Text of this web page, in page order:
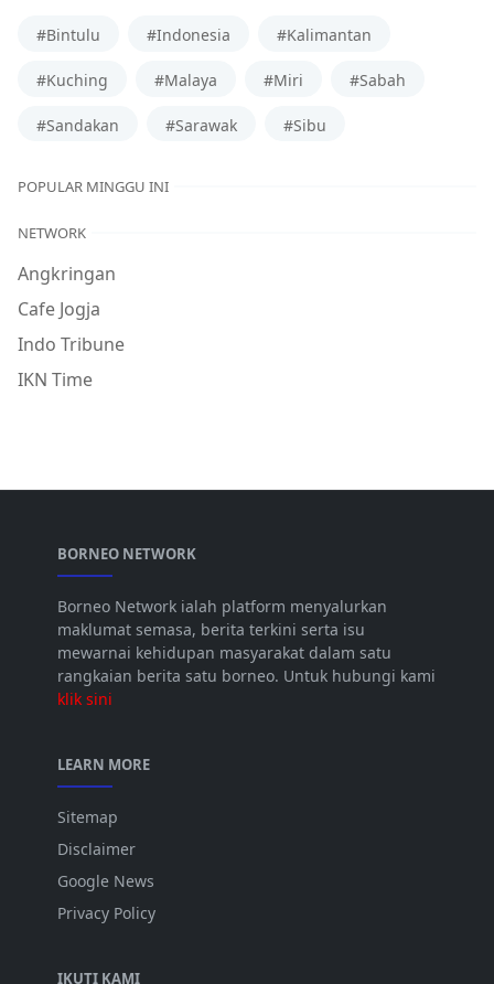
#Bintulu #Indonesia #Kalimantan
#Kuching #Malaya #Miri #Sabah
#Sandakan #Sarawak #Sibu
POPULAR MINGGU INI
NETWORK
Angkringan
Cafe Jogja
Indo Tribune
IKN Time
BORNEO NETWORK
Borneo Network ialah platform menyalurkan
maklumat semasa, berita terkini serta isu
mewarnai kehidupan masyarakat dalam satu
rangkaian berita satu borneo. Untuk hubungi kami
klik sini
LEARN MORE
Sitemap
Disclaimer
Google News
Privacy Policy
IKUTI KAMI